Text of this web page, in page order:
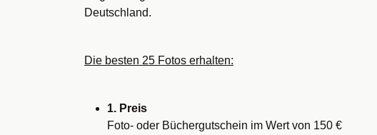
Deutschland.
Die besten 25 Fotos erhalten:
1. Preis
Foto- oder Büchergutschein im Wert von 150 €